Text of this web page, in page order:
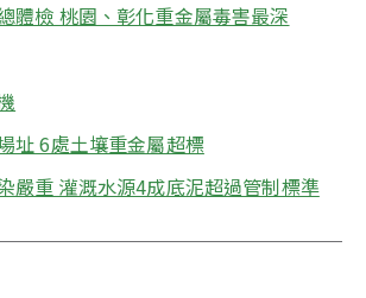
體檢 桃園、彰化重金屬毒害最深
址 6處土壤重金屬超標
嚴重 灌溉水源4成底泥超過管制標準